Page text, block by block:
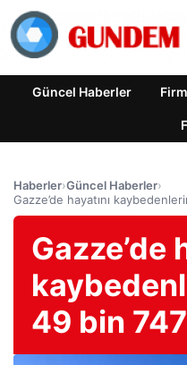
Güncel Haberler
Haberler›Güncel Haberler›
Gazze’de hayatını
Gazze’de
49 bin